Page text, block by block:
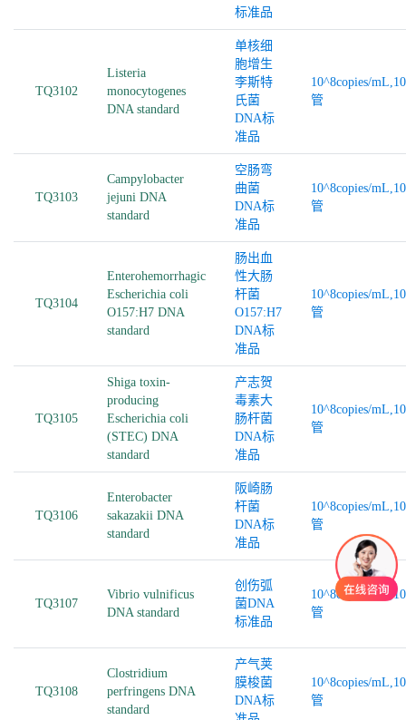
标准品
TQ3102
Listeria
monocytogenes
DNA standard
单核细
胞增生
李斯特
氏菌
DNA标
准品
10^8copies/
管
TQ3103
Campylobacter
jejuni DNA
standard
空肠弯
曲菌
DNA标
准品
10^8copies/
管
TQ3104
Enterohemorrhagic
Escherichia coli
O157:H7 DNA
standard
肠出血
性大肠
杆菌
O157:H7
DNA标
准品
10^8copies/
管
TQ3105
Shiga toxin-
producing
Escherichia coli
(STEC) DNA
standard
产志贺
毒素大
肠杆菌
DNA标
准品
10^8copies/
管
TQ3106
Enterobacter
sakazakii DNA
standard
阪崎肠
杆菌
DNA标
准品
10^8copies/
管
TQ3107
Vibrio vulnificus
DNA standard
创伤弧
菌DNA
标准品
10^8copies/
管
TQ3108
Clostridium
perfringens DNA
standard
产气荚
膜梭菌
DNA标
10^8copies/
管